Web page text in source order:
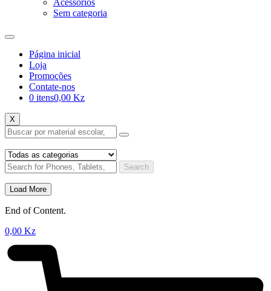
Acessórios
Sem categoria
Página inicial
Loja
Promoções
Contate-nos
0 itens0,00 Kz
X
Search
Load More
End of Content.
0,00 Kz